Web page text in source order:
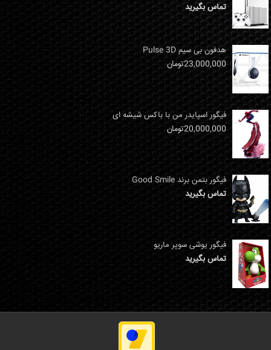
تماس بگیرید
هدفون بی سیم Pulse 3D
23,000,000تومان
فیگور اسپایدر من با باکس شیشه ای
20,000,000تومان
فیگور بتمن برند Good Smile
تماس بگیرید
فیگور یوشی سوپر ماریو
تماس بگیرید